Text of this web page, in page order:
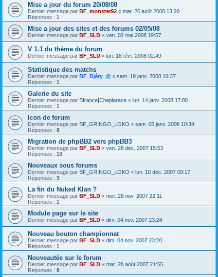
Mise a jour du forum 20/08/08
Dernier message par BF_monster92 « mar. 26 août 2008 13:20
Réponses : 1
Mise a jour des sites et des forums 02/05/08
Dernier message par BF_SLD « ven. 02 mai 2008 19:57
V 1.1 du thème du forum
Dernier message par BF_SLD « lun. 18 févr. 2008 02:49
Statistique des matchs
Dernier message par BF_Djéry_@ « sam. 19 janv. 2008 10:37
Réponses : 1
Galerie du site
Dernier message par Bfrance|Cheplarace « lun. 14 janv. 2008 17:00
Réponses : 1
Icon de forum
Dernier message par BF_GRINGO_LOKO « sam. 05 janv. 2008 10:34
Réponses : 8
Migration de phpBB2 vers phpBB3
Dernier message par BF_SLD « ven. 28 déc. 2007 15:53
Réponses : 10
Nouveaux sous forums
Dernier message par BF_GRINGO_LOKO « lun. 10 déc. 2007 09:17
Réponses : 3
La fin du Nuked Klan ?
Dernier message par BF_SLD « mer. 28 nov. 2007 22:11
Réponses : 1
Module page sur le site
Dernier message par BF_SLD « dim. 04 nov. 2007 23:24
Nouveau bouton championnat
Dernier message par BF_SLD « dim. 04 nov. 2007 23:20
Réponses : 1
Nouveautée sur le forum
Dernier message par BF_SLD « mar. 28 août 2007 21:55
Réponses : 8